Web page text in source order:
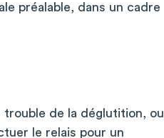
préalable, dans un cadre
trouble de la déglutition, ou
le relais pour un